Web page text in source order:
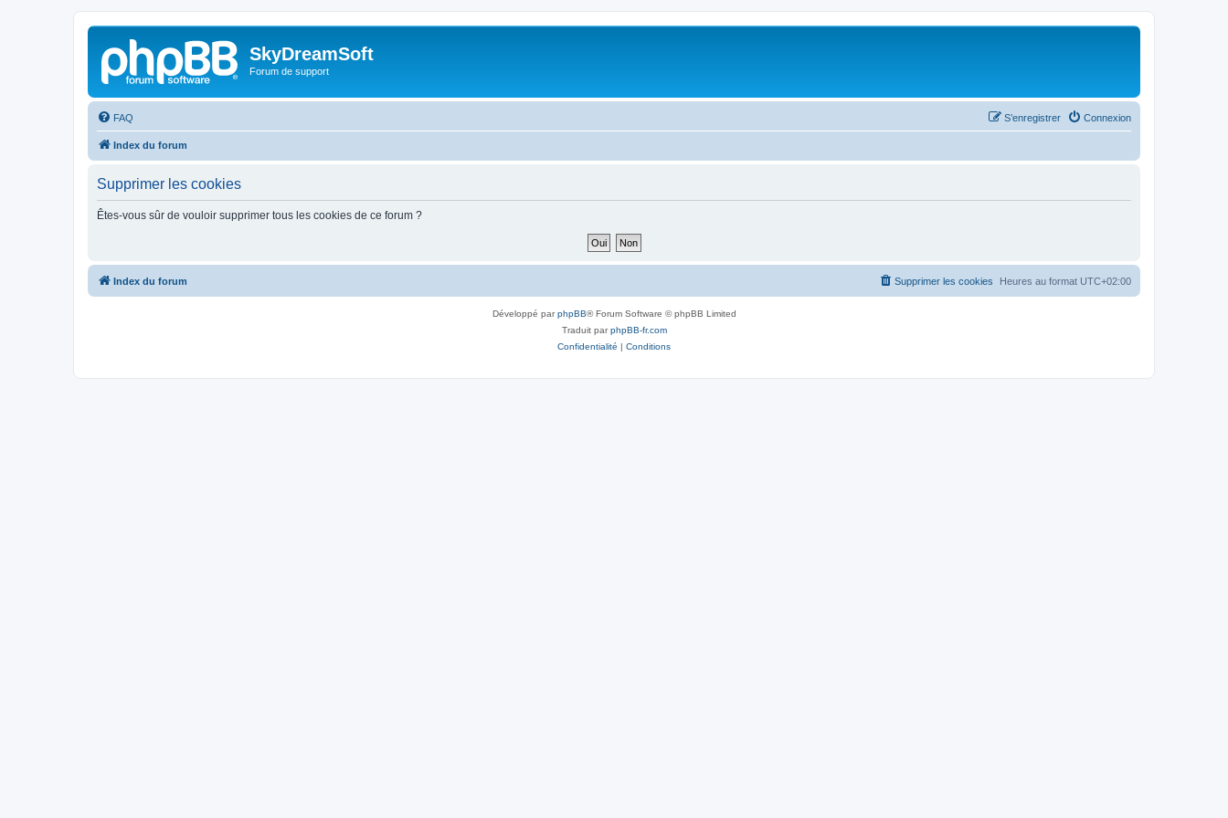
SkyDreamSoft
Forum de support
FAQ Connexion
S’enregistrer
Index du forum
Supprimer les cookies
Êtes-vous sûr de vouloir supprimer tous les cookies de ce forum ?
Index du forum Heures au format UTC+02:00
Supprimer les cookies
Développé parphpBB® Forum Software © phpBB Limited
Traduit parphpBB-fr.com
Confidentialité | Conditions